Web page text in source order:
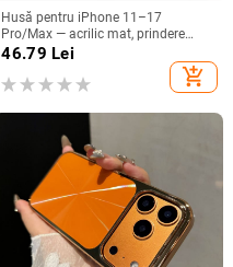
Husă pentru iPhone 11–17
Pro/Max — acrilic mat, prindere
magnetică, protecție anti-cadere,
46.79 Lei
add_shopping_cart